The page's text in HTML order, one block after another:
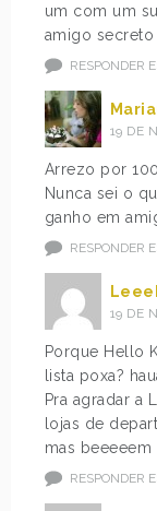
um com um
amigo secreto
RESPONDER
19 DE
Arrezo por 100
Nunca sei o
ganho em
RESPONDER
19 DE
Porque Hello
lista poxa?
Pra agradar a
lojas de
mas
RESPONDER